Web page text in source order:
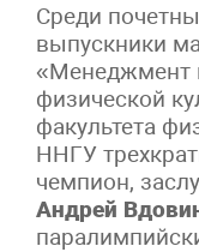
Среди
выпускники
«Менеджмент
физической
факультета
ННГУ
чемпион,
Андрей